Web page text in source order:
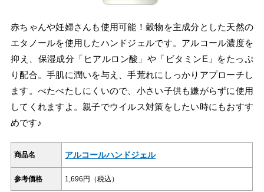
赤ちゃんや妊婦さんも使用可能！穀物を主成分とした天然の
エタノールを使用したハンドジェルです。アルコール濃度を
抑え、保湿成分「ヒアルロン酸」や「ビタミンE」をたっぷ
り配合。手肌に潤いを与え、手荒れにしっかりアプローチし
ます。べたべたしにくいので、小さい子供も嫌がらずに使用
してくれますよ。親子でウイルス対策をしたい時にもおすす
めです♪
商品名 アルコールハンドジェル
参考価格 1,696円（税込）